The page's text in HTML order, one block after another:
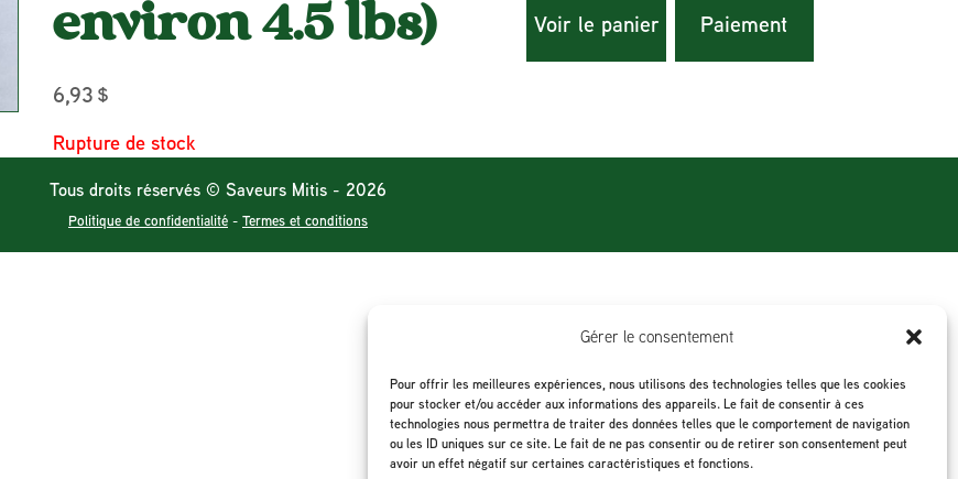
Gérer le consentement
Pour offrir les meilleures expériences, nous utilisons des technologies telles que les cookies
pour stocker et/ou accéder aux informations des appareils. Le fait de consentir à ces
technologies nous permettra de traiter des données telles que le comportement de navigation
ou les ID uniques sur ce site. Le fait de ne pas consentir ou de retirer son consentement peut
avoir un effet négatif sur certaines caractéristiques et fonctions.
environ 4.5 lbs)
6,93$
Rupture de stock
Voir le panier Paiement
Tous droits réservés © Saveurs Mitis - 2026
Politique de confidentialité - Termes et conditions